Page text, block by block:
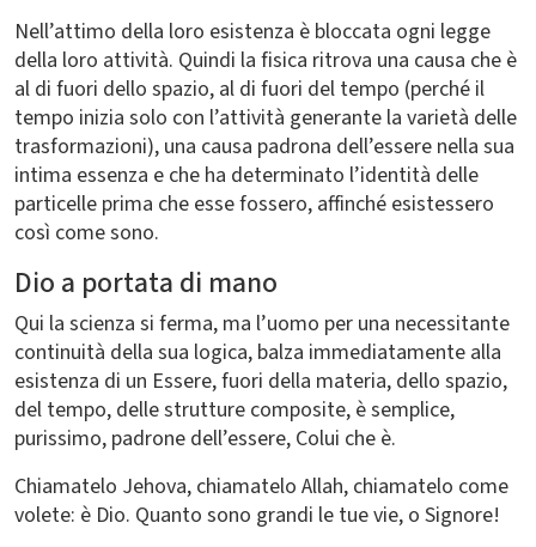
Nell’attimo della loro esistenza è bloccata ogni legge
della loro attività. Quindi la fisica ritrova una causa che è
al di fuori dello spazio, al di fuori del tempo (perché il
tempo inizia solo con l’attività generante la varietà delle
trasformazioni), una causa padrona dell’essere nella sua
intima essenza e che ha determinato l’identità delle
particelle prima che esse fossero, affinché esistessero
così come sono.
Dio a portata di mano
Qui la scienza si ferma, ma l’uomo per una necessitante
continuità della sua logica, balza immediatamente alla
esistenza di un Essere, fuori della materia, dello spazio,
del tempo, delle strutture composite, è semplice,
purissimo, padrone dell’essere, Colui che è.
Chiamatelo Jehova, chiamatelo Allah, chiamatelo come
volete: è Dio. Quanto sono grandi le tue vie, o Signore!